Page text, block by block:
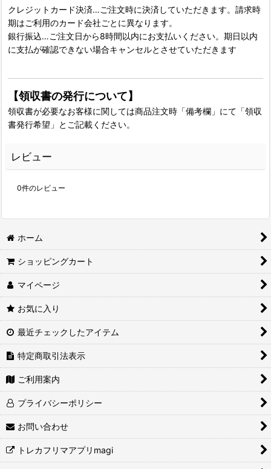
クレジットカード決済…ご注文時に決済していただきます。請求時
期はご利用のカード会社ごとに異なります。
銀行振込…ご注文日から8時間以内にお支払いください。期日以内
に支払が確認できない場合キャンセルとさせていただきます
【領収書の発行について】
領収書が必要なお客様に関しては商品注文時「備考欄」にて「領収
書発行希望」とご記載ください。
レビュー
0件のレビュー
ホーム
ショッピングカート
マイページ
お気に入り
最近チェックしたアイテム
特定商取引法表示
ご利用案内
プライバシーポリシー
お問い合わせ
トレカフリマアプリmagi